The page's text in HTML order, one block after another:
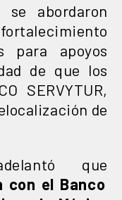
abordaron
para apoyos
de que los
SERVYTUR,
de
que
con el Banco